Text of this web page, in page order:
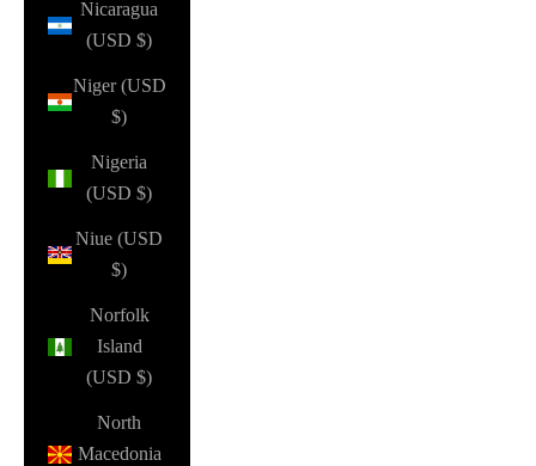
Nicaragua
(USD $)
Niger (USD
$)
Nigeria
(USD $)
Niue (USD
$)
Norfolk
Island
(USD $)
North
Macedonia